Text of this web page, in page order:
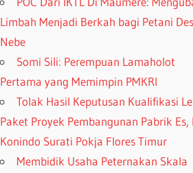
Limbah Menjadi Berkah bagi Petani
Nebe
Somi Sili: Perempuan Lamaholot
Pertama yang Memimpin PMKRI
Tolak Hasil Keputusan Kualifikasi
Paket Proyek Pembangunan Pabrik Es,
Konindo Surati Pokja Flores Timur
Membidik Usaha Peternakan Skala